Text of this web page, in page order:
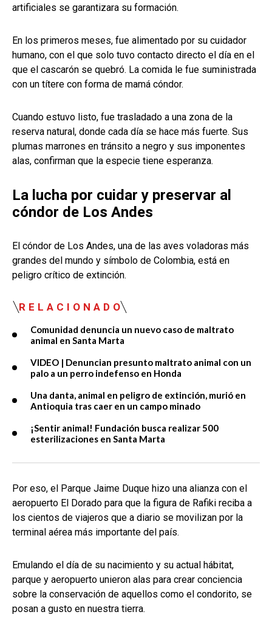
artificiales se garantizara su formación.
En los primeros meses, fue alimentado por su cuidador
humano, con el que solo tuvo contacto directo el día en el
que el cascarón se quebró. La comida le fue suministrada
con un títere con forma de mamá cóndor.
Cuando estuvo listo, fue trasladado a una zona de la
reserva natural, donde cada día se hace más fuerte. Sus
plumas marrones en tránsito a negro y sus imponentes
alas, confirman que la especie tiene esperanza.
La lucha por cuidar y preservar al
cóndor de Los Andes
El cóndor de Los Andes, una de las aves voladoras más
grandes del mundo y símbolo de Colombia, está en
peligro crítico de extinción.
RELACIONADO
Comunidad denuncia un nuevo caso de maltrato
animal en Santa Marta
VIDEO | Denuncian presunto maltrato animal con un
palo a un perro indefenso en Honda
Una danta, animal en peligro de extinción, murió en
Antioquia tras caer en un campo minado
¡Sentir animal! Fundación busca realizar 500
esterilizaciones en Santa Marta
Por eso, el Parque Jaime Duque hizo una alianza con el
aeropuerto El Dorado para que la figura de Rafiki reciba a
los cientos de viajeros que a diario se movilizan por la
terminal aérea más importante del país.
Emulando el día de su nacimiento y su actual hábitat,
parque y aeropuerto unieron alas para crear conciencia
sobre la conservación de aquellos como el condorito, se
posan a gusto en nuestra tierra.